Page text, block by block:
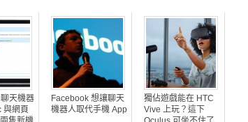
天機器
與網頁
Facebook 想讓聊天
機器人取代手機 App
獨佔遊戲能在 HTC
Vive 上玩？這下